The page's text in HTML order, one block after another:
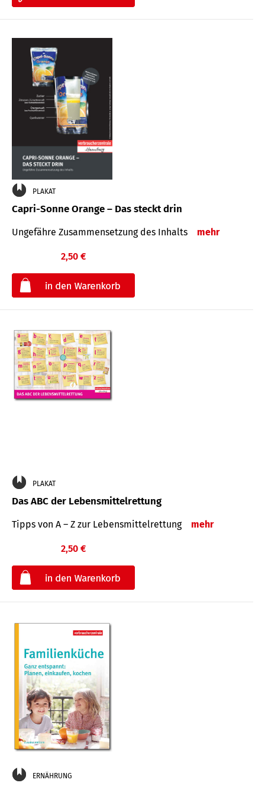
PLAKAT
Capri-Sonne Orange – Das steckt drin
Ungefähre Zu­sammen­setzung des Inhalts mehr
2,50 €
PLAKAT
Das ABC der Lebensmittelrettung
Tipps von A – Z zur Lebensmittelrettung mehr
2,50 €
ERNÄHRUNG